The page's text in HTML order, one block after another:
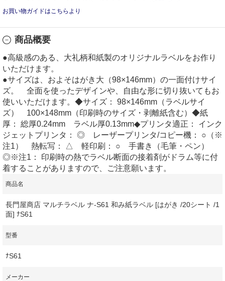
お買い物ガイドはこちらより
商品概要
●高級感のある、大礼柄和紙製のオリジナルラベルをお作り
いただけます。
●サイズは、およそはがき大（98×146mm）の一面付けサイ
ズ。 全面を使ったデザインや、自由な形に切り抜いてもお
使いいただけます。◆サイズ： 98×146mm（ラベルサイ
ズ） 100×148mm（印刷時のサイズ・剥離紙含む）◆紙
厚： 総厚0.24mm ラベル厚0.13mm◆プリンタ適正： インク
ジェットプリンタ： ◎ レーザープリンタ/コピー機： ○（※
注1） 熱転写： △ 軽印刷： ○ 手書き（毛筆・ペン）
◎※注1： 印刷時の熱でラベル断面の接着剤がドラム等に付
着することがありますので、ご注意願います。
商品名
長門屋商店 マルチラベル ナ-S61 和み紙ラベル [はがき /20シート /1
面] ﾅS61
型番
ﾅS61
メーカー